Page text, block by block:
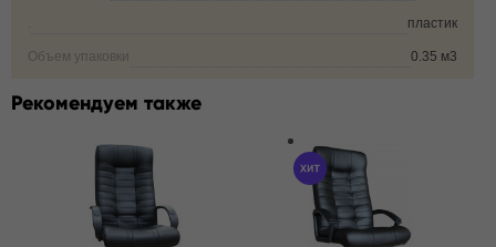
. пластик
Объем упаковки 0.35 м3
Рекомендуем также